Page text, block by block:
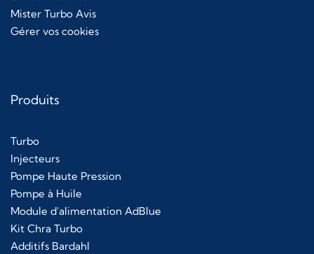
Mister Turbo Avis
Gérer vos cookies
Produits
Turbo
Injecteurs
Pompe Haute Pression
Pompe à Huile
Module d'alimentation AdBlue
Kit Chra Turbo
Additifs Bardahl